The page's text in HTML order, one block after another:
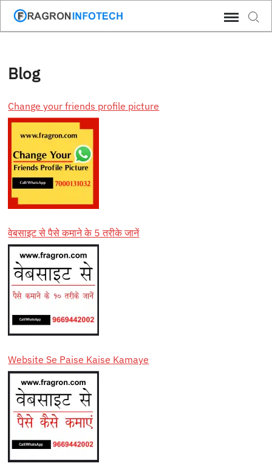
Skip
Blog
Change your friends profile picture
वेबसाइट से पैसे कमाने के 5 तरीके जानें
Website Se Paise Kaise Kamaye